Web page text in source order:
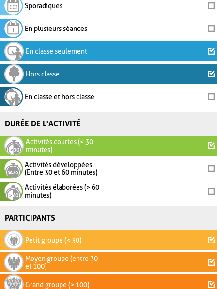
Sporadiques
En plusieurs séances
En classe seulement
Hors classe
En classe et hors classe
DURÉE DE L'ACTIVITÉ
Activités courtes (< 30
minutes)
Activités développées
(Entre 30 et 60 minutes)
Activités élaborées (> 60
minutes)
PARTICIPANTS
Petit groupe (< 30)
Moyen groupe (entre 30
et 100)
Grand groupe (> 100)